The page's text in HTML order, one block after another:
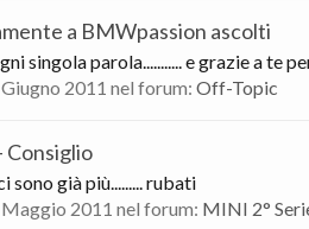
a BMWpassion ascolti
singola parola........... e grazie a te
2011 nel forum: Off-Topic
Consiglio
sono già più......... rubati
2011 nel forum: MINI 2°